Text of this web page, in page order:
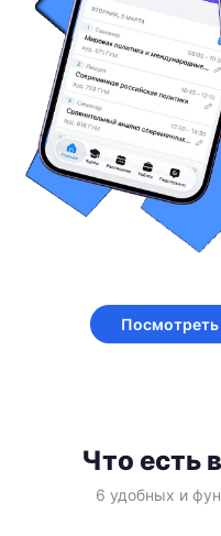
Посмотреть
Что есть
6 удобных и